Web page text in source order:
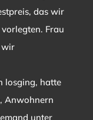
das wir
Frau
wir
losging, hatte
Anwohnern
unter